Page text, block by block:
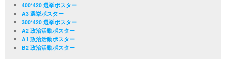
400*420 選挙ポスター
A3 選挙ポスター
300*420 選挙ポスター
A2 政治活動ポスター
A1 政治活動ポスター
B2 政治活動ポスター